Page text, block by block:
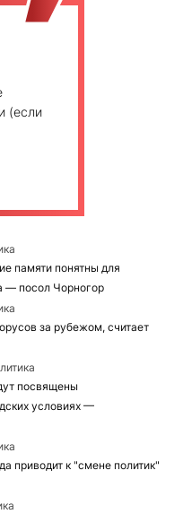
(если
памяти понятны для
— посол Чорногор
за рубежом, считает
посвящены
условиях —
приводит к "смене политик"